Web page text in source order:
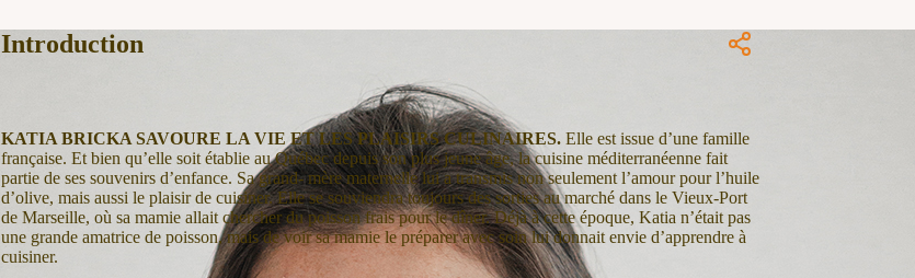
Introduction
KATIA BRICKA SAVOURE LA VIE ET LES PLAISIRS CULINAIRES. Elle est issue d’une famille
française. Et bien qu’elle soit établie au Québec depuis son plus jeune âge, la cuisine méditerranéenne fait
partie de ses souvenirs d’enfance. Sa grand- mère maternelle lui a transmis non seulement l’amour pour l’huile
d’olive, mais aussi le plaisir de cuisiner. Elle se souviendra toujours des sorties au marché dans le Vieux-Port
de Marseille, où sa mamie allait chercher du poisson frais pour le dîner. Déjà à cette époque, Katia n’était pas
une grande amatrice de poisson, mais de voir sa mamie le préparer avec soin lui donnait envie d’apprendre à
cuisiner.